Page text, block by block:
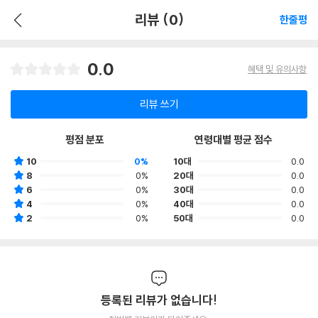
리뷰 (0) 한줄평
0.0 혜택 및 유의사항
리뷰 쓰기
평점 분포
10
0%
8
0%
6
0%
4
0%
2
0%
연령대별 평균 점수
10대
0.0
20대
0.0
30대
0.0
40대
0.0
50대
0.0
등록된 리뷰가 없습니다!